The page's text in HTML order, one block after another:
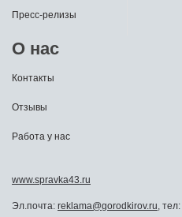
Пресс-релизы
О нас
Контакты
Отзывы
Работа у нас
www.spravka43.ru
Эл.почта: reklama@gorodkirov.ru , тел: